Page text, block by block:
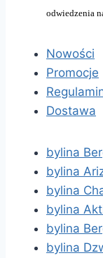
odwiedzenia
Nowości
Promocje
Dostawa
bylina
bylina
bylina
bylina
bylina
bylina